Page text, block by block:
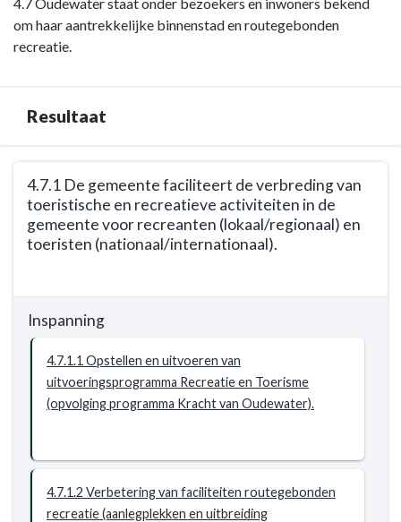
wil
Oudewater
met
bereiken?
naar
navigatie
recreatie
Maatschappelijk
om haar aantrekkelijke binnenstad en routegebonden
recreatie.
Resultaat
navigatie
toerisme
Resultaat
4.7.1 De gemeente faciliteert de verbreding van
toeristische en recreatieve activiteiten in de
gemeente voor recreanten (lokaal/regionaal) en
toeristen (nationaal/internationaal).
naar
navigatie
Opgave:
recreatie
Resultaat
Inspanning
4.7.1.1 Opstellen en uitvoeren van
uitvoeringsprogramma Recreatie en Toerisme
(opvolging programma Kracht van Oudewater).
4.7.1.2 Verbetering van faciliteiten routegebonden
recreatie (aanlegplekken en uitbreiding